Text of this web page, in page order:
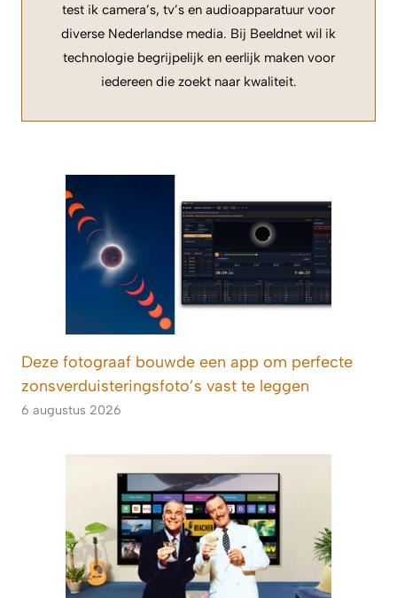
test ik camera’s, tv’s en audioapparatuur voor
diverse Nederlandse media. Bij Beeldnet wil ik
technologie begrijpelijk en eerlijk maken voor
iedereen die zoekt naar kwaliteit.
Deze fotograaf bouwde een app om perfecte
zonsverduisteringsfoto’s vast te leggen
6 augustus 2026